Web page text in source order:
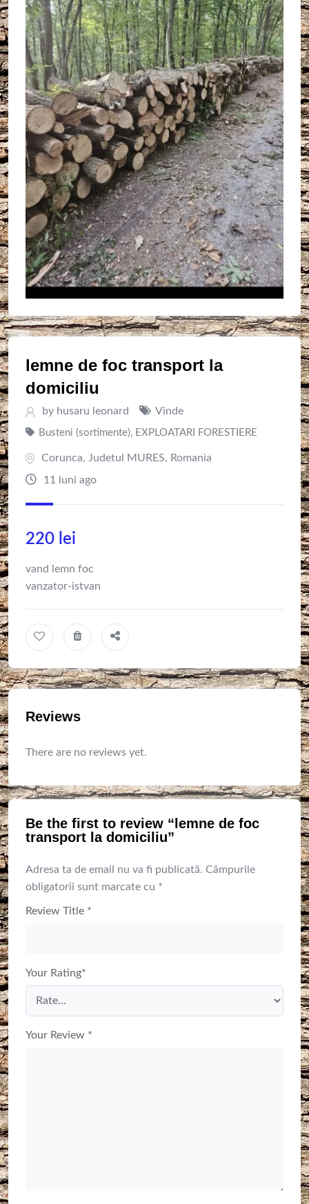
lemne de foc transport la
domiciliu
by husaru leonard Vinde
Busteni (sortimente), EXPLOATARI FORESTIERE
Corunca, Judetul MURES, Romania
11 luni ago
220 lei
vand lemn foc
vanzator-istvan
Reviews
There are no reviews yet.
Be the first to review “lemne de foc
transport la domiciliu”
Adresa ta de email nu va fi publicată. Câmpurile
obligatorii sunt marcate cu *
Review Title *
Your Rating*
Your Review *